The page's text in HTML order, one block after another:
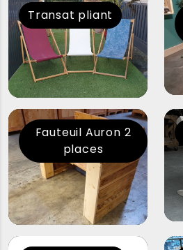
Transat pliant
Fauteuil Auron 2
places